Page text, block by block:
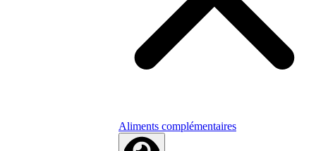
Aliments complémentaires